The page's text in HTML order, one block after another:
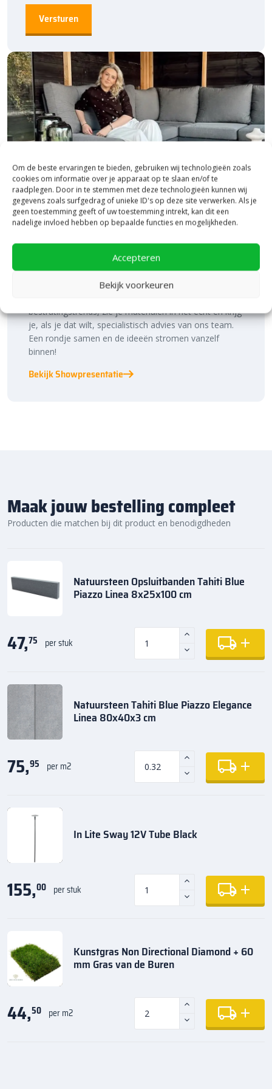
Om de beste ervaringen te bieden, gebruiken wij technologieën zoals
cookies om informatie over je apparaat op te slaan en/of te
raadplegen. Door in te stemmen met deze technologieën kunnen wij
gegevens zoals surfgedrag of unieke ID's op deze site verwerken. Als je
geen toestemming geeft of uw toestemming intrekt, kan dit een
nadelige invloed hebben op bepaalde functies en mogelijkheden.
Accepteren
Bekijk voorkeuren
Bezoek onze vestiging in Heerde,
inspiratie binnen én buiten!
Laat je inspireren in ons 2.500 m² experience centre,
bestratingstrends, zie je materialen in het echt en krijg
je, als je dat wilt, specialistisch advies van ons team.
Een rondje samen en de ideeën stromen vanzelf
binnen!
Bekijk Showpresentatie
Maak jouw bestelling compleet
Producten die matchen bij dit product en benodigdheden
Natuursteen Opsluitbanden Tahiti Blue
Piazzo Linea 8x25x100 cm
47,75 per stuk
Natuursteen Tahiti Blue Piazzo Elegance
Linea 80x40x3 cm
75,95 per m2
In Lite Sway 12V Tube Black
155,00 per stuk
Kunstgras Non Directional Diamond + 60
mm Gras van de Buren
44,50 per m2